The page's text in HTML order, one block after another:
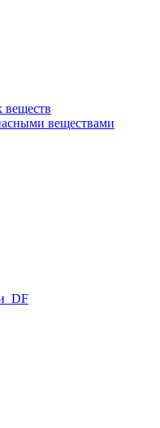
веществ
веществами